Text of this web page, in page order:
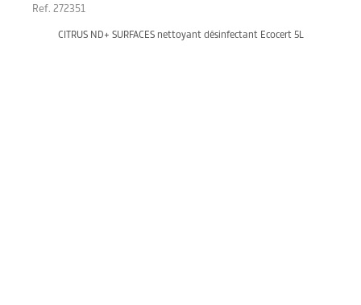
Ref. 272351
CITRUS ND+ SURFACES nettoyant désinfectant Ecocert 5L